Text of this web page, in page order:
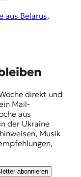
aus Belarus,
direkt und
Mail-
aus
der Ukraine
Musik
abonnieren